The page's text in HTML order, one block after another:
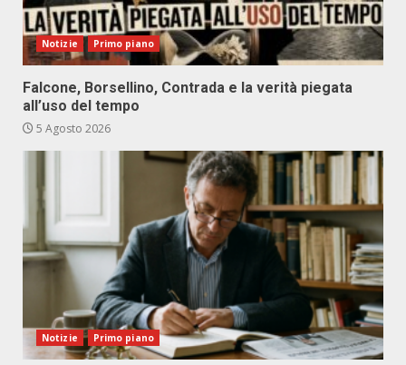
Notizie Primo piano
Falcone, Borsellino, Contrada e la verità piegata
all’uso del tempo
5 Agosto 2026
Notizie Primo piano